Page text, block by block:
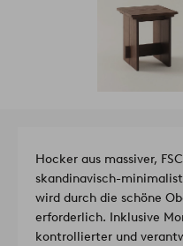
Hocker aus massiver,
skandinavisch-
wird durch die schöne
erforderlich. Inklusive
kontrollierter und